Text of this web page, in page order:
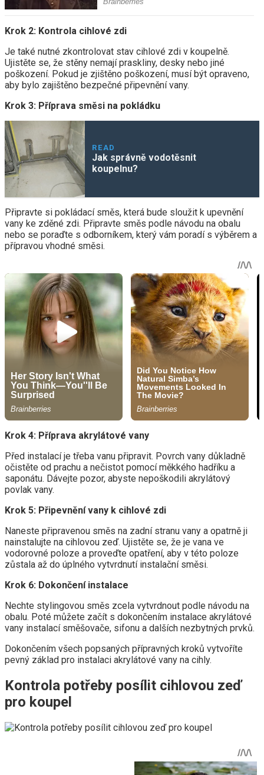
Krok 2: Kontrola cihlové zdi
Je také nutné zkontrolovat stav cihlové zdi v koupelně.
Ujistěte se, že stěny nemají praskliny, desky nebo jiné
poškození. Pokud je zjištěno poškození, musí být opraveno,
aby bylo zajištěno bezpečné připevnění vany.
Krok 3: Příprava směsi na pokládku
READ
Jak správně vodotěsnit
koupelnu?
Připravte si pokládací směs, která bude sloužit k upevnění
vany ke zděné zdi. Připravte směs podle návodu na obalu
nebo se poraďte s odborníkem, který vám poradí s výběrem a
přípravou vhodné směsi.
Krok 4: Příprava akrylátové vany
Před instalací je třeba vanu připravit. Povrch vany důkladně
očistěte od prachu a nečistot pomocí měkkého hadříku a
saponátu. Dávejte pozor, abyste nepoškodili akrylátový
povlak vany.
Krok 5: Připevnění vany k cihlové zdi
Naneste připravenou směs na zadní stranu vany a opatrně ji
nainstalujte na cihlovou zeď. Ujistěte se, že je vana ve
vodorovné poloze a proveďte opatření, aby v této poloze
zůstala až do úplného vytvrdnutí instalační směsi.
Krok 6: Dokončení instalace
Nechte stylingovou směs zcela vytvrdnout podle návodu na
obalu. Poté můžete začít s dokončením instalace akrylátové
vany instalací směšovače, sifonu a dalších nezbytných prvků.
Dokončením všech popsaných přípravných kroků vytvoříte
pevný základ pro instalaci akrylátové vany na cihly.
Kontrola potřeby posílit cihlovou zeď
pro koupel